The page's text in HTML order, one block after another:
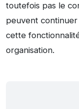
toutefois pas le
peuvent
cette
organisation.